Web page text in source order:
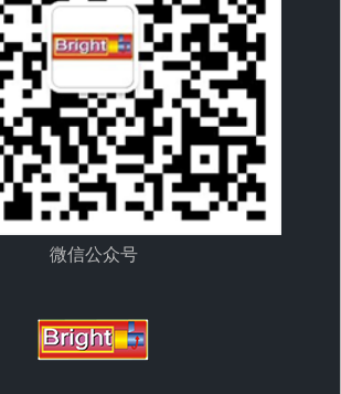
微信公众号